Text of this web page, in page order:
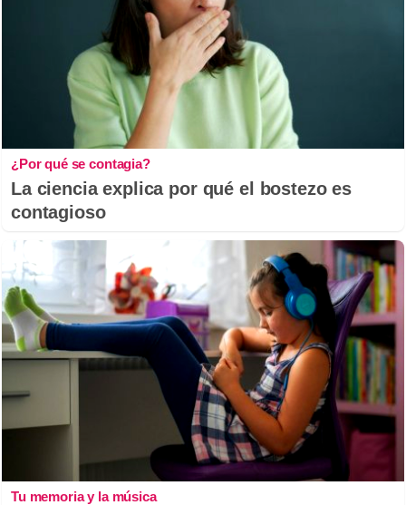
¿Por qué se contagia?
La ciencia explica por qué el bostezo es
contagioso
Tu memoria y la música